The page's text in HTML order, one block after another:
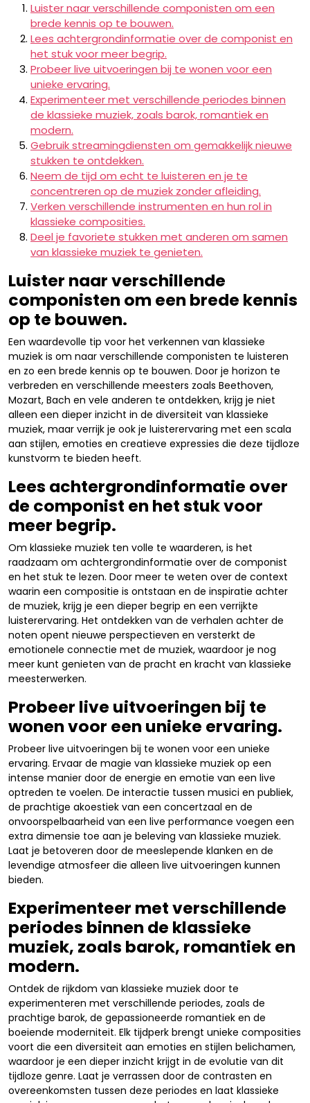
Luister naar verschillende componisten om een
brede kennis op te bouwen.
Lees achtergrondinformatie over de componist en
het stuk voor meer begrip.
Probeer live uitvoeringen bij te wonen voor een
unieke ervaring.
Experimenteer met verschillende periodes binnen
de klassieke muziek, zoals barok, romantiek en
modern.
Gebruik streamingdiensten om gemakkelijk nieuwe
stukken te ontdekken.
Neem de tijd om echt te luisteren en je te
concentreren op de muziek zonder afleiding.
Verken verschillende instrumenten en hun rol in
klassieke composities.
Deel je favoriete stukken met anderen om samen
van klassieke muziek te genieten.
Luister naar verschillende
componisten om een brede kennis
op te bouwen.
Een waardevolle tip voor het verkennen van klassieke
muziek is om naar verschillende componisten te luisteren
en zo een brede kennis op te bouwen. Door je horizon te
verbreden en verschillende meesters zoals Beethoven,
Mozart, Bach en vele anderen te ontdekken, krijg je niet
alleen een dieper inzicht in de diversiteit van klassieke
muziek, maar verrijk je ook je luisterervaring met een scala
aan stijlen, emoties en creatieve expressies die deze tijdloze
kunstvorm te bieden heeft.
Lees achtergrondinformatie over
de componist en het stuk voor
meer begrip.
Om klassieke muziek ten volle te waarderen, is het
raadzaam om achtergrondinformatie over de componist
en het stuk te lezen. Door meer te weten over de context
waarin een compositie is ontstaan en de inspiratie achter
de muziek, krijg je een dieper begrip en een verrijkte
luisterervaring. Het ontdekken van de verhalen achter de
noten opent nieuwe perspectieven en versterkt de
emotionele connectie met de muziek, waardoor je nog
meer kunt genieten van de pracht en kracht van klassieke
meesterwerken.
Probeer live uitvoeringen bij te
wonen voor een unieke ervaring.
Probeer live uitvoeringen bij te wonen voor een unieke
ervaring. Ervaar de magie van klassieke muziek op een
intense manier door de energie en emotie van een live
optreden te voelen. De interactie tussen musici en publiek,
de prachtige akoestiek van een concertzaal en de
onvoorspelbaarheid van een live performance voegen een
extra dimensie toe aan je beleving van klassieke muziek.
Laat je betoveren door de meeslepende klanken en de
levendige atmosfeer die alleen live uitvoeringen kunnen
bieden.
Experimenteer met verschillende
periodes binnen de klassieke
muziek, zoals barok, romantiek en
modern.
Ontdek de rijkdom van klassieke muziek door te
experimenteren met verschillende periodes, zoals de
prachtige barok, de gepassioneerde romantiek en de
boeiende moderniteit. Elk tijdperk brengt unieke composities
voort die een diversiteit aan emoties en stijlen belichamen,
waardoor je een dieper inzicht krijgt in de evolutie van dit
tijdloze genre. Laat je verrassen door de contrasten en
overeenkomsten tussen deze periodes en laat klassieke